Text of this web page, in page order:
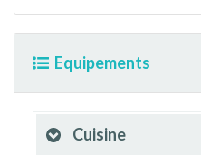
Equipements
Cuisine